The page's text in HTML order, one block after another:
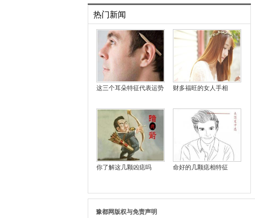
热门新闻
这三个耳朵特征代表运势 财多福旺的女人手相
你了解这几颗凶痣吗 命好的几颗痣相特征
豫都网版权与免责声明